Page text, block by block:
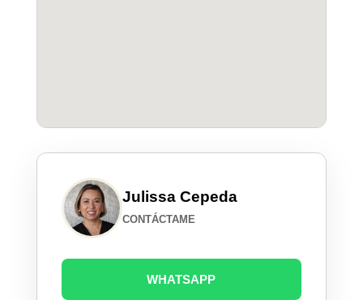
Julissa Cepeda
CONTÁCTAME
WHATSAPP